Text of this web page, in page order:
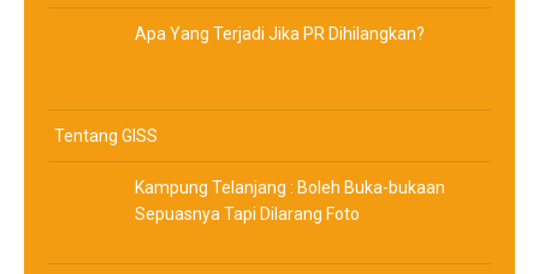
Apa Yang Terjadi Jika PR Dihilangkan?
Tentang GISS
Kampung Telanjang : Boleh Buka-bukaan
Sepuasnya Tapi Dilarang Foto